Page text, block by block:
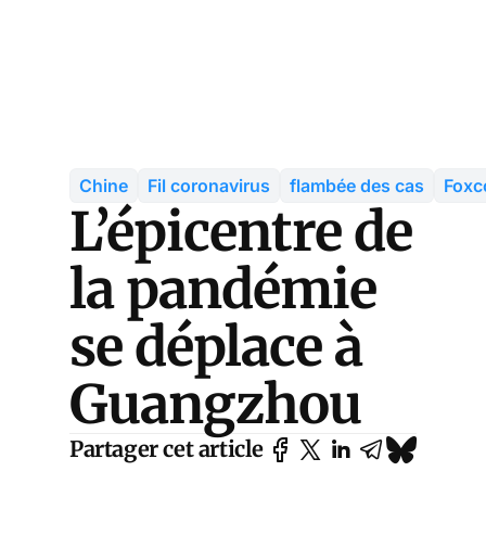
Chine Fil coronavirus flambée des cas
L’épicentre de
la pandémie
se déplace à
Guangzhou
Partager cet article